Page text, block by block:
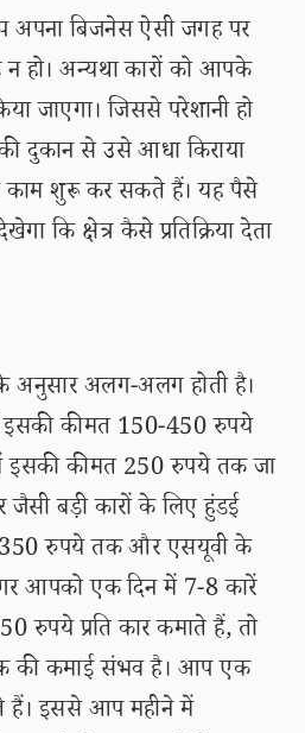
बिजनेस ऐसी जगह पर
न हो। अन्यथा कारों को आपके
जाएगा। जिससे परेशानी हो
दुकान से उसे आधा किराया
काम शुरू कर सकते हैं। यह पैसे
कि क्षेत्र कैसे प्रतिक्रिया देता
अनुसार अलग-अलग होती है।
इसकी कीमत 150-450 रुपये
में इसकी कीमत 250 रुपये तक जा
जैसी बड़ी कारों के लिए हुंडई
350 रुपये तक और एसयूवी के
आपको एक दिन में 7-8 कारें
रुपये प्रति कार कमाते हैं, तो
की कमाई संभव है। आप एक
हैं। इससे आप महीने में